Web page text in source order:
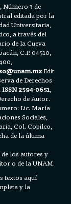
Número 3 de
editada por la
Universitaria,
a través del
de la Cueva
C.P. 04510,
Edit
de Derechos
,ISSN 2594-0651,
de Autor.
Lic. María
Sociales,
Col. Copilco,
de la última
los autores y
o de la UNAM.
textos aquí
y la